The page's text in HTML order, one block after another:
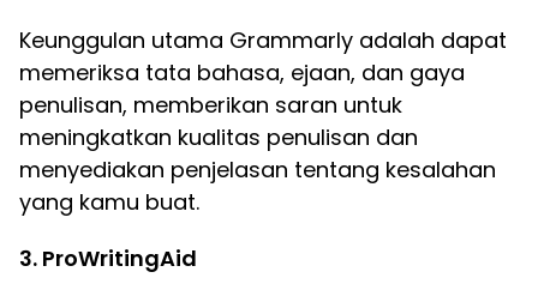
Keunggulan utama Grammarly adalah dapat
memeriksa tata bahasa, ejaan, dan gaya
penulisan, memberikan saran untuk
meningkatkan kualitas penulisan dan
menyediakan penjelasan tentang kesalahan
yang kamu buat.
3. ProWritingAid